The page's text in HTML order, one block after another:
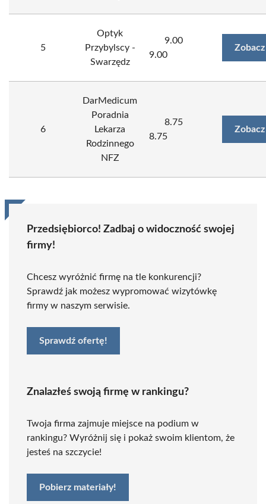
5
Optyk
Przybylscy -
Swarzędz
9.00
9.00
6
DarMedicum
Poradnia
Lekarza
Rodzinnego
NFZ
8.75
8.75
Przedsiębiorco! Zadbaj o widoczność swojej
firmy!
Chcesz wyróżnić firmę na tle konkurencji?
Sprawdź jak możesz wypromować wizytówkę
firmy w naszym serwisie.
Sprawdź ofertę!
Znalazłeś swoją firmę w rankingu?
Twoja firma zajmuje miejsce na podium w
rankingu? Wyróżnij się i pokaż swoim klientom, że
jesteś na szczycie!
Pobierz materiały!